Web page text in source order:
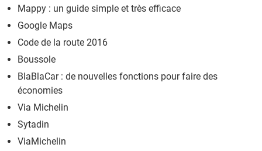
Mappy : un guide simple et très efficace
Google Maps
Code de la route 2016
Boussole
BlaBlaCar : de nouvelles fonctions pour faire des
économies
Via Michelin
Sytadin
ViaMichelin